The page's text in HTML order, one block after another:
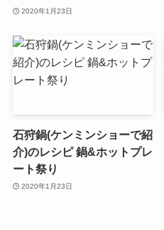
2020年1月23日
石狩鍋(ケンミンショーで紹
介)のレシピ 鍋&ホットプレ
ート祭り
2020年1月23日